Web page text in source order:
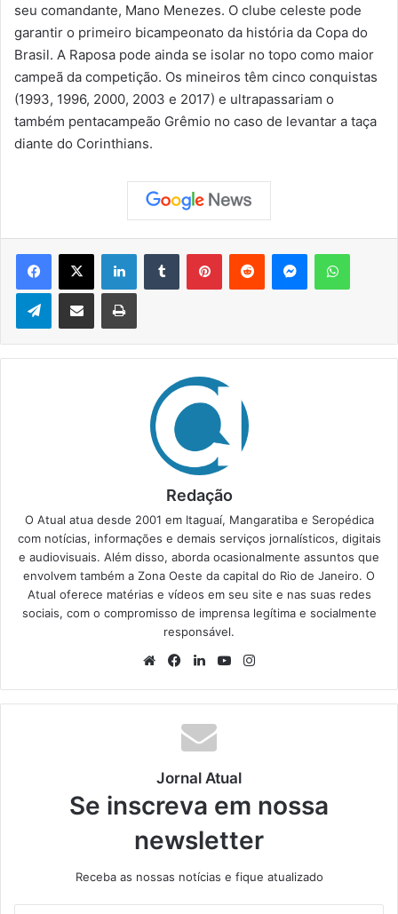
seu comandante, Mano Menezes. O clube celeste pode
garantir o primeiro bicampeonato da história da Copa do
Brasil. A Raposa pode ainda se isolar no topo como maior
campeã da competição. Os mineiros têm cinco conquistas
(1993, 1996, 2000, 2003 e 2017) e ultrapassariam o
também pentacampeão Grêmio no caso de levantar a taça
diante do Corinthians.
Telegram
Redação
O Atual atua desde 2001 em Itaguaí, Mangaratiba e Seropédica
com notícias, informações e demais serviços jornalísticos, digitais
e audiovisuais. Além disso, aborda ocasionalmente assuntos que
envolvem também a Zona Oeste da capital do Rio de Janeiro. O
Atual oferece matérias e vídeos em seu site e nas suas redes
sociais, com o compromisso de imprensa legítima e socialmente
responsável.
We
te
Fa
bo
ok
Lin
din
Yo
ub
ra
Jornal Atual
Se inscreva em nossa
newsletter
Receba as nossas notícias e fique atualizado